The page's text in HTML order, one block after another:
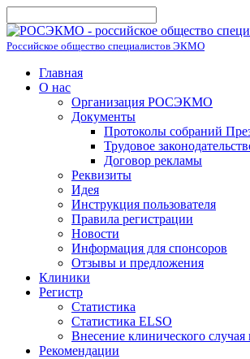
Российское общество специалистов ЭКМО
Главная
О нас
Организация РОСЭКМО
Документы
Протоколы собраний
Трудовое
Договор рекламы
Реквизиты
Идея
Инструкция пользователя
Правила регистрации
Новости
Информация для спонсоров
Отзывы и предложения
Клиники
Регистр
Статистика
Статистика ELSO
Внесение клинического
Рекомендации